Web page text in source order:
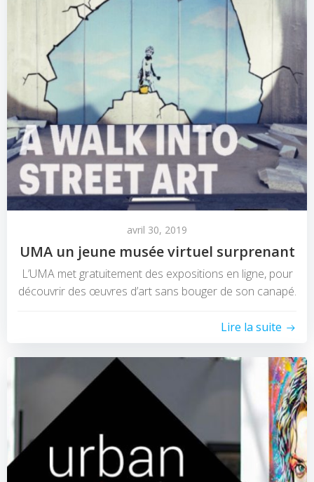
avril 30, 2019
UMA un jeune musée virtuel surprenant
L’UMA met gratuitement des expositions en ligne, pour
découvrir des œuvres d’art sans bouger de son canapé.
Lire la suite